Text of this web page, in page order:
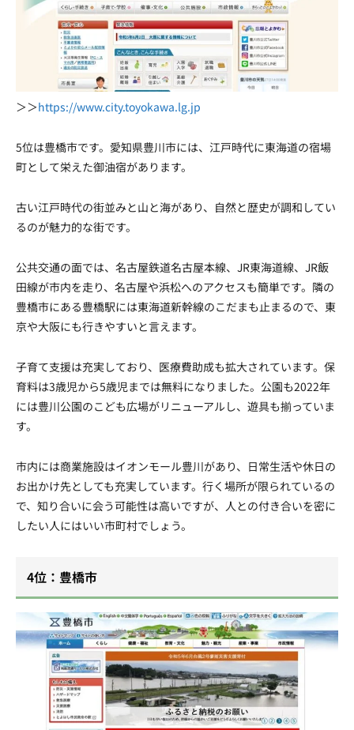
＞＞https://www.city.toyokawa.lg.jp
5位は豊橋市です。愛知県豊川市には、江戸時代に東海道の宿場
町として栄えた御油宿があります。
古い江戸時代の街並みと山と海があり、自然と歴史が調和してい
るのが魅力的な街です。
公共交通の面では、名古屋鉄道名古屋本線、JR東海道線、JR飯
田線が市内を走り、名古屋や浜松へのアクセスも簡単です。隣の
豊橋市にある豊橋駅には東海道新幹線のこだまも止まるので、東
京や大阪にも行きやすいと言えます。
子育て支援は充実しており、医療費助成も拡大されています。保
育料は3歳児から5歳児までは無料になりました。公園も2022年
には豊川公園のこども広場がリニューアルし、遊具も揃っていま
す。
市内には商業施設はイオンモール豊川があり、日常生活や休日の
お出かけ先としても充実しています。行く場所が限られているの
で、知り合いに会う可能性は高いですが、人との付き合いを密に
したい人にはいい市町村でしょう。
4位：豊橋市